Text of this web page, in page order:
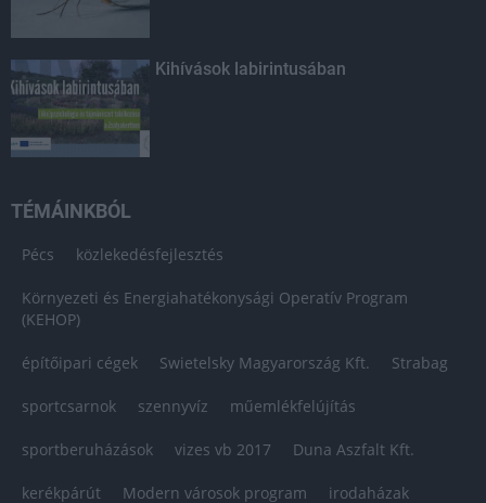
Kihívások labirintusában
TÉMÁINKBÓL
Pécs közlekedésfejlesztés
Környezeti és Energiahatékonysági Operatív Program
(KEHOP)
építőipari cégek Swietelsky Magyarország Kft. Strabag
sportcsarnok szennyvíz műemlékfelújítás
sportberuházások vizes vb 2017 Duna Aszfalt Kft.
kerékpárút Modern városok program irodaházak